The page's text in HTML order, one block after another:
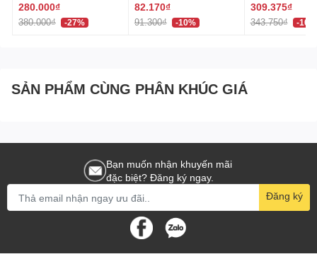
đoạn nấu nướng khác nhau.
Không làm hỏng đồ dùng: Đầu muôi mềm dẻo, không
Hướng dẫn sử dụng
Muôi vớt kháng khuẩn Chef's Nhật Bản là dụng cụ không
thể thiếu trong bếp, giúp bạn chuẩn bị và chế biến món ăn
một cách sạch sẽ, an toàn và tiện lợi. Với khả năng chịu
nhiệt cao và công dụng đa năng, sản phẩm này hứa hẹn
sẽ trở thành đối tác đắc lực, đồng hành cùng bạn trong mọi
320ml 페브리즈 상쾌한
향
280.000₫
380.000₫ -27%
82.170₫
91.300₫ -10%
(60 Viên)
309.375₫
343.750₫ -10%
SẢN PHẨM CÙNG PHÂN KHÚC GIÁ
Bạn muốn nhận khuyến mãi
đặc biệt? Đăng ký ngay.
Đăng ký